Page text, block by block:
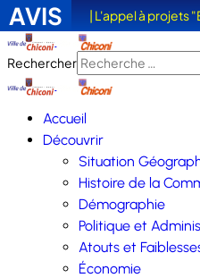
Rechercher
Accueil
Découvrir
Situation
Histoire de la
Démographie
Politique et
Atouts et
Économie
AVIS
| L'appel à projets
des femmes